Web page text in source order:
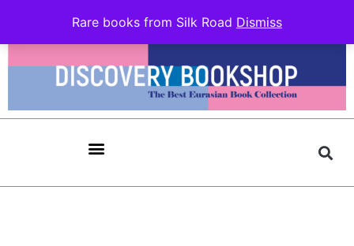
Rare books from Silk Road Dismiss